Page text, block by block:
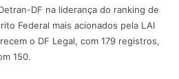
DF na liderança do ranking de
Federal mais acionados pela LAI
o DF Legal, com 179 registros,
150.